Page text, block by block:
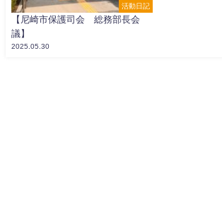
活動日記
【尼崎市保護司会 総務部長会
議】
2025.05.30